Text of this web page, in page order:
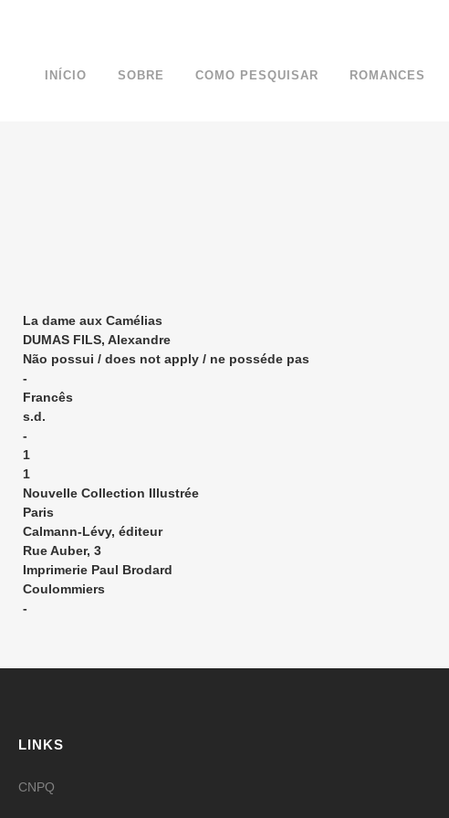
INÍCIO SOBRE COMO PESQUISAR ROMANCES
La dame aux Camélias
DUMAS FILS, Alexandre
Não possui / does not apply / ne posséde pas
-
Francês
s.d.
-
1
1
Nouvelle Collection Illustrée
Paris
Calmann-Lévy, éditeur
Rue Auber, 3
Imprimerie Paul Brodard
Coulommiers
-
LINKS
CNPQ